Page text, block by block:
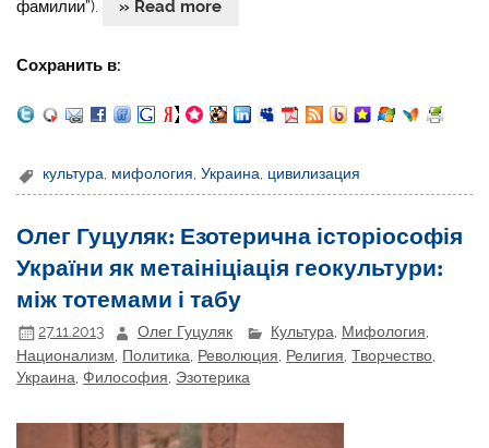
фамилии”). » Read more
Сохранить в:
культура, мифология,Украина, цивилизация
Олег Гуцуляк: Езотерична історіософія
України як метаініціація геокультури:
між тотемами і табу
27.11.2013 Олег Гуцуляк Культура, Мифология,
Национализм Политика Революция Религия ,Творчество
Украина ,Философия Эзотерика